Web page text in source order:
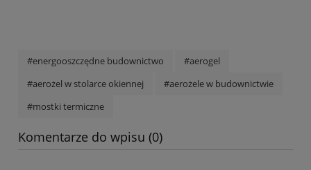
#energooszczędne budownictwo
#aerogel
#aerożel w stolarce okiennej
#aerożele w budownictwie
#mostki termiczne
Komentarze do wpisu (0)